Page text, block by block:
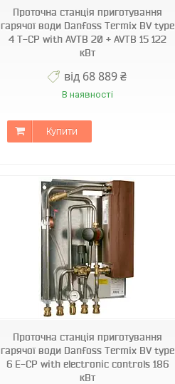
Проточна станція приготування
гарячої води Danfoss Termix BV type
4 T-CP with AVTB 20 + AVTB 15 122
кВт
від 68 889 ₴
В наявності
Купити
Проточна станція приготування
гарячої води Danfoss Termix BV type
6 E-CP with electronic controls 186
кВт